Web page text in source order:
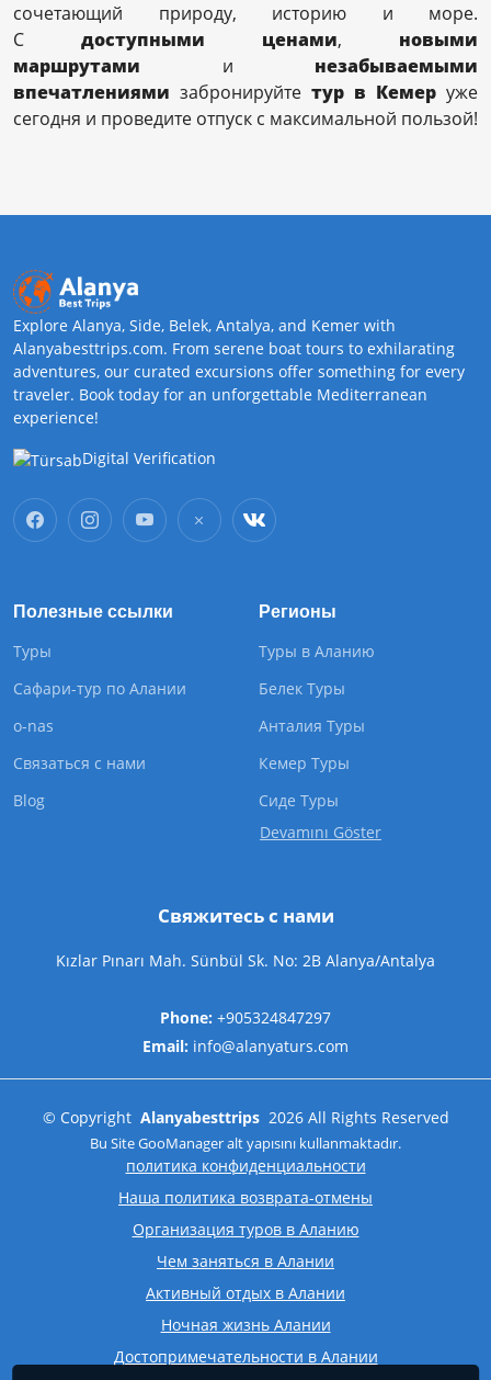
сочетающий природу, историю и море.
С доступными ценами, новыми
маршрутами и незабываемыми
впечатлениями забронируйте тур в Кемер уже
сегодня и проведите отпуск с максимальной пользой!
Explore Alanya, Side, Belek, Antalya, and Kemer with
Alanyabesttrips.com. From serene boat tours to exhilarating
adventures, our curated excursions offer something for every
traveler. Book today for an unforgettable Mediterranean
experience!
Digital Verification
Полезные ссылки
Туры
Сафари-тур по Алании
o-nas
Связаться с нами
Blog
Регионы
Туры в Аланию
Белек Туры
Анталия Туры
Кемер Туры
Cиде Туры
Devamını Göster
Свяжитесь с нами
Kızlar Pınarı Mah. Sünbül Sk. No: 2B Alanya/Antalya
Phone: +905324847297
Email: info@alanyaturs.com
© Copyright Alanyabesttrips 2026 All Rights Reserved
Bu SiteGooManageralt yapısını kullanmaktadır.
политика конфиденциальности
Наша политика возврата-отмены
Организация туров в Аланию
Чем заняться в Алании
Активный отдых в Алании
Ночная жизнь Алании
Достопримечательности в Алании